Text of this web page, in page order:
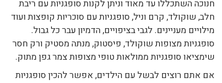
חנוכה השתכללו עד מאוד וניתן לקנות סופגניות עם ריבת
חלב, שוקולד, קרם וניל, סופגניות עם סוכריות קופצות ועוד
מילויים מעניינים. לגבי בציפויים, הדמיון עבר כל גבול.
סופגניות מצופות שוקולד, פיסטוק, מנתה מסטיק ורק חסר
שימציאו סופגניות ממולאות טופי מצופות צמר גפן מתוק.
אם אתם רוצים לבשל עם הילדים, אפשר להכין סופגניות